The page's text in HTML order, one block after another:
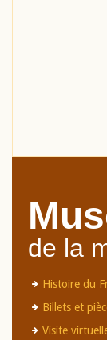
de la
Histoire du
Billets et
Visite